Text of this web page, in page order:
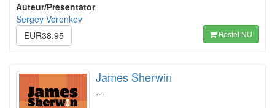
Auteur/Presentator
Sergey Voronkov
EUR38.95
Bestel NU
James Sherwin
…